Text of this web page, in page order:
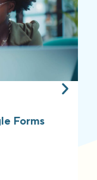
Forms